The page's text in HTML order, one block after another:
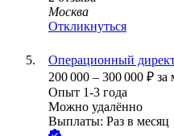
Москва
Откликнуться
Операционный
200 000 – 300 000 ₽ за
Опыт 1-3 года
Можно удалённо
Выплаты: Раз в месяц